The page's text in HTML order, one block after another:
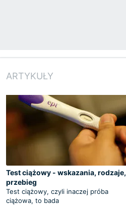
ARTYKUŁY
Test ciążowy - wskazania, rodzaje,
przebieg
Test ciążowy, czyli inaczej próba
ciążowa, to bada